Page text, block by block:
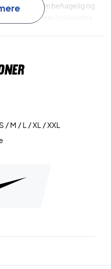
sikrer en behagelig og
lommer holder dine
/ M / L / XL / XXL